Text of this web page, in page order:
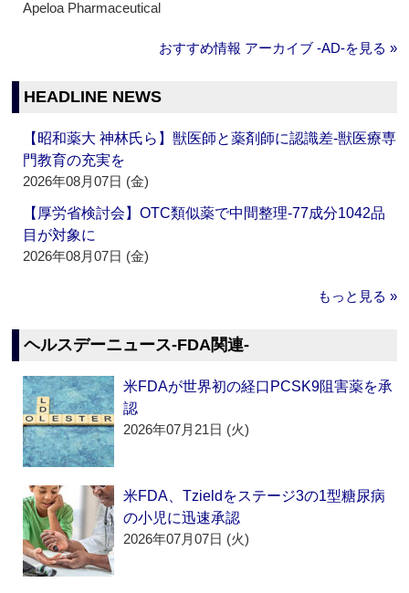
Apeloa Pharmaceutical
おすすめ情報 アーカイブ ‐AD‐を見る »
HEADLINE NEWS
【昭和薬大 神林氏ら】獣医師と薬剤師に認識差‐獣医療専
門教育の充実を
2026年08月07日 (金)
【厚労省検討会】OTC類似薬で中間整理‐77成分1042品
目が対象に
2026年08月07日 (金)
もっと見る »
ヘルスデーニュース‐FDA関連‐
米FDAが世界初の経口PCSK9阻害薬を承
認
2026年07月21日 (火)
米FDA、Tzieldをステージ3の1型糖尿病
の小児に迅速承認
2026年07月07日 (火)